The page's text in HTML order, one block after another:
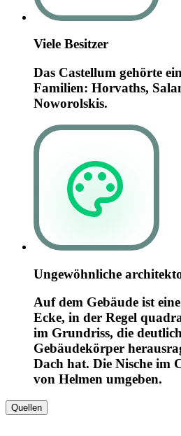
Viele Besitzer
Das Castellum gehörte
Familien: Horvaths,
Noworolskis.
Ungewöhnliche
Auf dem Gebäude ist
Ecke, in der Regel
im Grundriss, die
Gebäudekörper
Dach hat. Die Nische im
von Helmen umgeben.
Quellen